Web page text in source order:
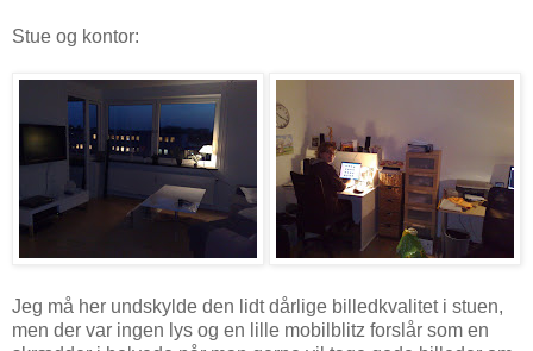
Stue og kontor:
Jeg må her undskylde den lidt dårlige billedkvalitet i stuen,
men der var ingen lys og en lille mobilblitz forslår som en